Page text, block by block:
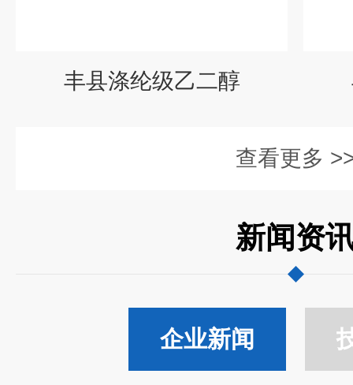
丰县涤纶级乙二醇
查看更多
新闻资
企业新闻